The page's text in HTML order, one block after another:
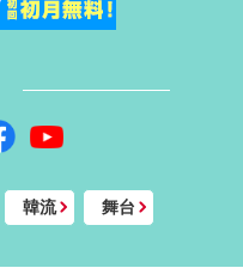
韓流 舞台